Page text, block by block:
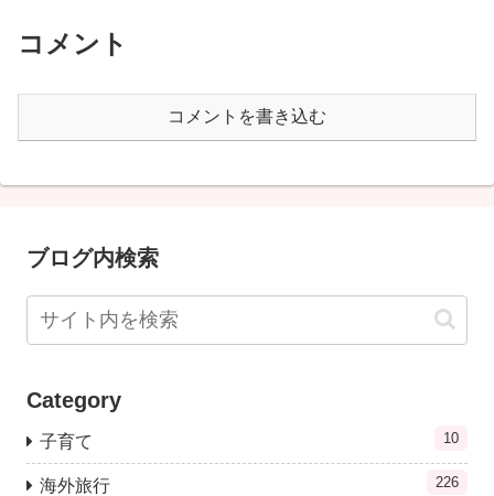
コメント
コメントを書き込む
ブログ内検索
Category
子育て 10
海外旅行 226